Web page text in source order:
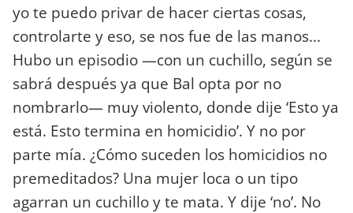
yo te puedo privar de hacer ciertas cosas,
controlarte y eso, se nos fue de las manos...
Hubo un episodio —con un cuchillo, según se
sabrá después ya que Bal opta por no
nombrarlo— muy violento, donde dije ‘Esto ya
está. Esto termina en homicidio’. Y no por
parte mía. ¿Cómo suceden los homicidios no
premeditados? Una mujer loca o un tipo
agarran un cuchillo y te mata. Y dije ‘no’. No